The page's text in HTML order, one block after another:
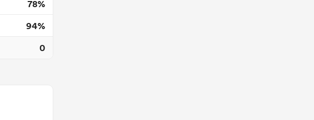
78%
94%
0